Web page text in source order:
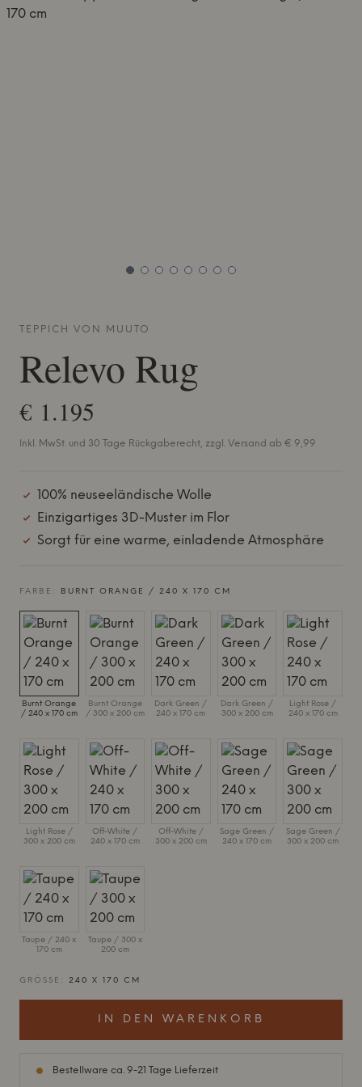
TEPPICH VON MUUTO
Relevo Rug
€ 1.195
Inkl. MwSt. und 30 Tage Rückgaberecht, zzgl. Versand ab € 9,99
100% neuseeländische Wolle
Einzigartiges 3D-Muster im Flor
Sorgt für eine warme, einladende Atmosphäre
FARBE: BURNT ORANGE / 240 X 170 CM
Burnt Orange
/ 240 x 170 cm
Burnt Orange
/ 300 x 200 cm
Dark Green /
240 x 170 cm
Dark Green /
300 x 200 cm
Light Rose /
240 x 170 cm
Light Rose /
300 x 200 cm
Off-White /
240 x 170 cm
Off-White /
300 x 200 cm
Sage Green /
240 x 170 cm
Sage Green /
300 x 200 cm
Taupe / 240 x
170 cm
Taupe / 300 x
200 cm
GRÖSSE: 240 X 170 CM
IN DEN WARENKORB
Bestellware ca. 9-21 Tage Lieferzeit